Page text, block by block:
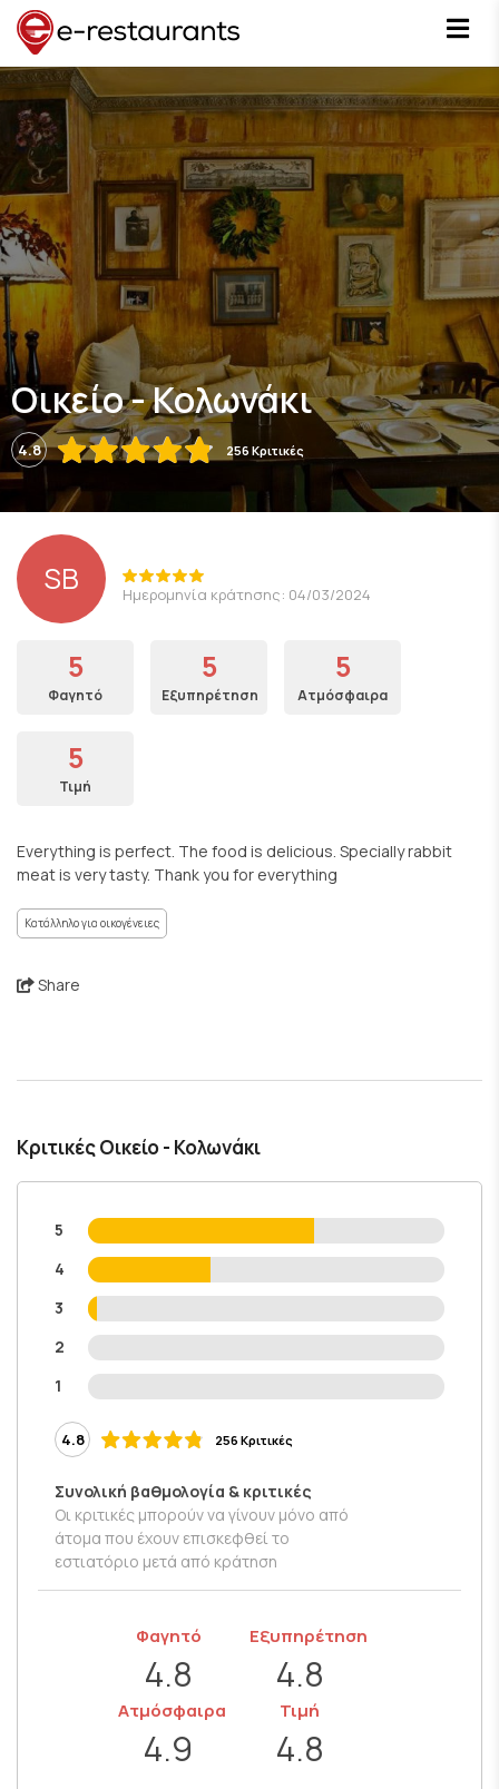
Οικείο - Κολωνάκι
4.8 256 Κριτικές
SB Ημερομηνία κράτησης: 04/03/2024
5
Φαγητό
5
Εξυπηρέτηση
5
Ατμόσφαιρα
5
Τιμή
Everything is perfect. The food is delicious. Specially rabbit
meat is very tasty. Thank you for everything
Κατάλληλο για οικογένειες
Share
Κριτικές Οικείο - Κολωνάκι
5
4
3
2
1
4.8 256 Κριτικές
Συνολική βαθμολογία & κριτικές
Οι κριτικές μπορούν να γίνουν μόνο από
άτομα που έχουν επισκεφθεί το
εστιατόριο μετά από κράτηση
Φαγητό
4.8
Εξυπηρέτηση
4.8
Ατμόσφαιρα
4.9
Τιμή
4.8